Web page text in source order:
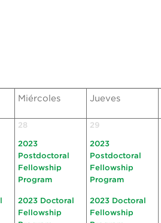
Miércoles Jueves
28
2023
Postdoctoral
Fellowship
Program
2023 Doctoral
Fellowship
29
2023
Postdoctoral
Fellowship
Program
2023 Doctoral
Fellowship